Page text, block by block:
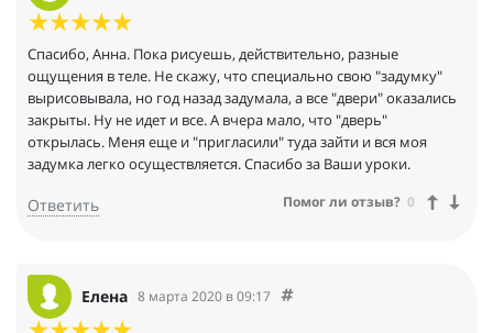
Спасибо, Анна. Пока рисуешь, действительно, разные
ощущения в теле. Не скажу, что специально свою "задумку"
вырисовывала, но год назад задумала, а все "двери" оказались
закрыты. Ну не идет и все. А вчера мало, что "дверь"
открылась. Меня еще и "пригласили" туда зайти и вся моя
задумка легко осуществляется. Спасибо за Ваши уроки.
Ответить Помог ли отзыв? 0
Елена 8 марта 2020 в 09:17